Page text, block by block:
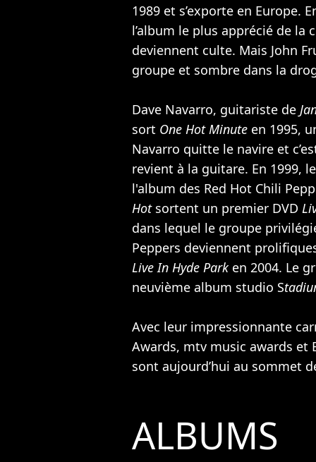
1989 et s’exporte en Europe.
l’album le plus apprécié de la
deviennent culte. Mais John
groupe et sombre dans la
Dave Navarro, guitariste de
sort One Hot Minute en 1995,
Navarro quitte le navire et
revient à la guitare. En 1999,
l'album des Red Hot Chili
Hot sortent un premier DVD
dans lequel le groupe
Peppers deviennent
Live In Hyde Park en 2004. Le
neuvième album studio S
Avec leur impressionnante
Awards, mtv music awards et
sont aujourd’hui au sommet
ALBUMS